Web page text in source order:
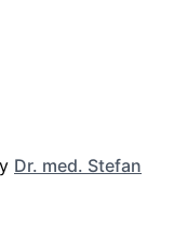
Dr. med. Stefan